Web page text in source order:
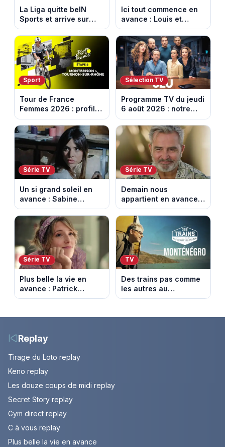
La Liga quitte beIN
Sports et arrive sur
DAZN et Disney+ en
France
Ici tout commence en
avance : Louis et
Jasmine enfin en
couple. Episode du 7
août 2026 (spoiler)
Sport
Tour de France
Femmes 2026 : profil
et horaires de la 6e
étape entre
Montbrison et
Tournon-sur-Rhône
Sélection TV
Programme TV du jeudi
6 août 2026 : notre
sélection pour votre
soirée télé
Série TV
Un si grand soleil en
avance : Sabine
menacée par Céleste.
Episode du 7 août
2026 (spoiler).
Série TV
Demain nous
appartient en avance:
Alex révèle son lourd
secret. Episode du 7
août 2026.
Série TV
Plus belle la vie en
avance : Patrick
victime d’un malaise.
2026 (spoiler)
TV
Des trains pas comme
les autres au
Monténégro : Philippe
l’Adriatique
Replay
Tirage du Loto replay
Keno replay
Les douze coups de midi replay
Secret Story replay
Gym direct replay
C à vous replay
Plus belle la vie en avance